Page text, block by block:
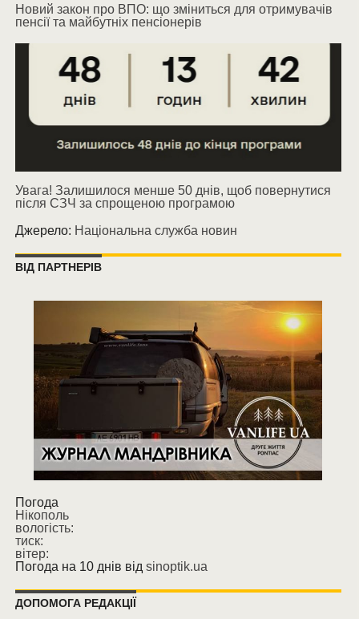
Новий закон про ВПО: що зміниться для отримувачів
пенсії та майбутніх пенсіонерів
Увага! Залишилося менше 50 днів, щоб повернутися
після СЗЧ за спрощеною програмою
Джерело: Національна служба новин
ВІД ПАРТНЕРІВ
Погода
Нікополь
вологість:
тиск:
вітер:
Погода на 10 днів від sinoptik.ua
ДОПОМОГА РЕДАКЦІЇ